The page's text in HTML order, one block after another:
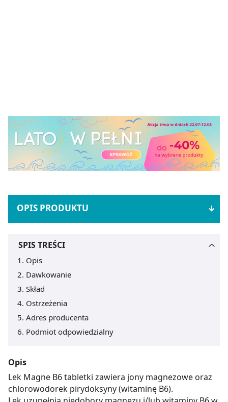
OPIS PRODUKTU
SPIS TREŚCI
Opis
Dawkowanie
Skład
Ostrzeżenia
Adres producenta
Podmiot odpowiedzialny
Opis
Lek Magne B6 tabletki zawiera jony magnezowe oraz
chlorowodorek pirydoksyny (witaminę B6).